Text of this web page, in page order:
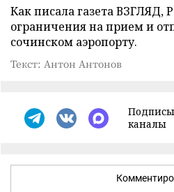
Как писала газета ВЗГЛЯД,
ограничения на прием и
сочинском аэропорту.
Текст: Антон Антонов
каналы